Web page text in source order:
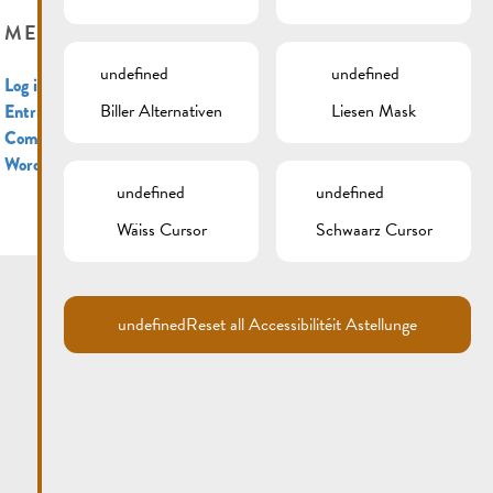
META
Log in
Entries feed
Comments feed
WordPress.org
undefined
Biller Alternativen
undefined
Liesen Mask
undefined
Wäiss Cursor
undefined
Schwaarz Cursor
undefinedReset all Accessibilitéit Astellunge